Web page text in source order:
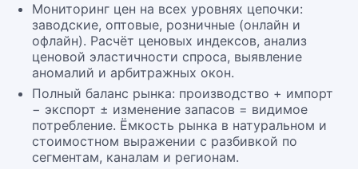
Мониторинг цен на всех уровнях цепочки:
заводские, оптовые, розничные (онлайн и
офлайн). Расчёт ценовых индексов, анализ
ценовой эластичности спроса, выявление
аномалий и арбитражных окон.
Полный баланс рынка: производство + импорт
− экспорт ± изменение запасов = видимое
потребление. Ёмкость рынка в натуральном и
стоимостном выражении с разбивкой по
сегментам, каналам и регионам.